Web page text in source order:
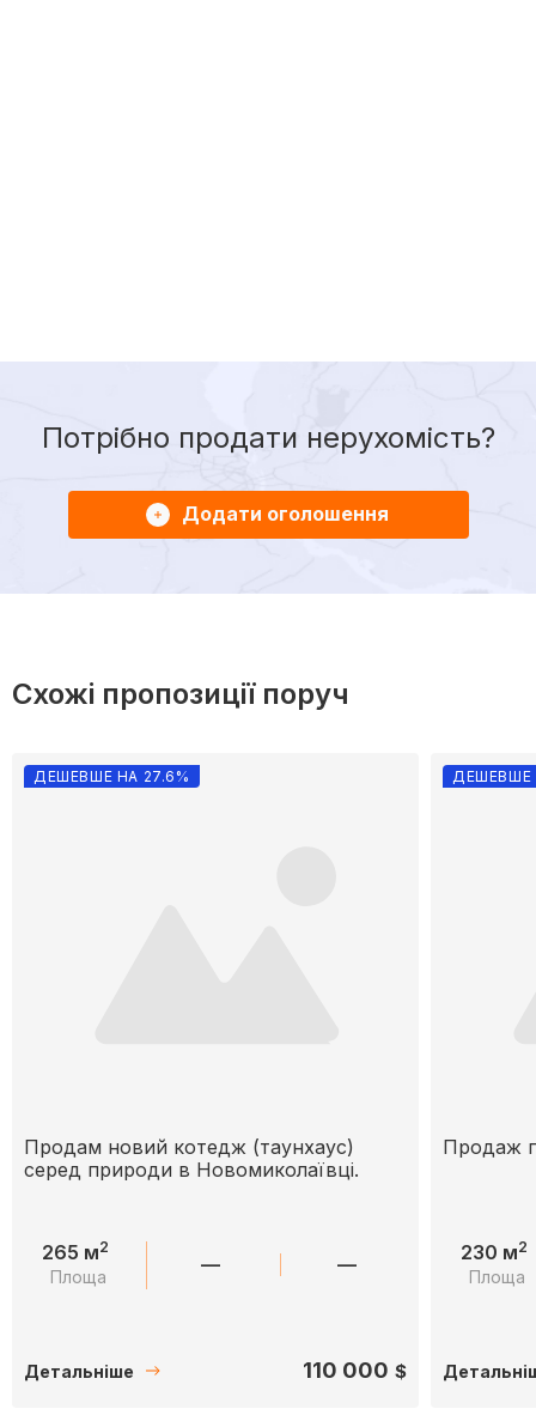
Потрібно продати нерухомість?
Додати оголошення
Схожі пропозиції поруч
ДЕШЕВШЕ НА 27.6%
Продам новий котедж (таунхаус)
серед природи в Новомиколаївці.
265 м2
Площа — —
Детальніше 110 000 $
ДЕШЕВШЕ
Продаж
230 м2
Площа